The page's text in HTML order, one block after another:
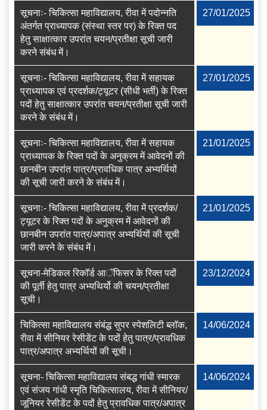
सूचनाः- चिकित्सा महाविद्यालय, रीवा में पदोन्नति
अंतर्गत प्राध्यापक (संस्था स्तर पर) के रिक्त पद
हेतु साक्षात्कार उपरांत चयन/प्रतीक्षा सूची जारी
करने संबंध में।
27/01/2025
सूचनाः- चिकित्सा महाविद्यालय, रीवा में सहायक
प्राध्यापक एवं प्रदर्शक/ट्यूटर (सीधी भर्ती) के रिक्त
पदों हेतु साक्षात्कार उपरांत चयन/प्रतीक्षा सूची जारी
करने के संबंध में।
27/01/2025
सूचनाः- चिकित्सा महाविद्यालय, रीवा में सहायक
प्राध्यापक के रिक्त पदों के अनुक्रम में आवेदनों की
छानबीन उपरांत पात्र/प्रावधिक पात्र अभ्यर्थियों
की सूची जारी करने के संबंध में।
21/01/2025
सूचनाः- चिकित्सा महाविद्यालय, रीवा में प्रदर्शक/
ट्यूटर के रिक्त पदों के अनुक्रम में आवेदनों की
छानबीन उपरांत पात्र/अपात्र अभ्यर्थियों की सूची
जारी करने के संबंध में।
21/01/2025
सूचना-मेडिकल रिकाॅर्ड आॅफिसर के रिक्त पदों
की पूर्ती हेतु पात्र अभ्यथिर्यो की चयन/प्रतीक्षा
सूची।
23/12/2024
चिकित्सा महाविद्यालय संबंद्ध सुपर स्पेशलिटी ब्लाॅक,
रीवा में सीनियर रेसीडेंट के पदों हेतु पात्र/प्रावधिक
पात्र/अपात्र अभ्यर्थियों की सूची।
14/06/2024
सूचना- चिकित्सा महाविद्यालय संबद्ध गांधी स्‍मारक
एवं संजय गांधी स्‍मृति चिकित्‍सालय, रीवा में सीनियर/
जूनियर रेसीडेंट के पदों हेतु प्रावधिक पात्र/अपात्र
14/06/2024